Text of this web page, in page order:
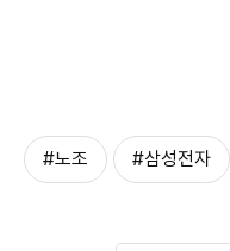
#노조 #삼성전자